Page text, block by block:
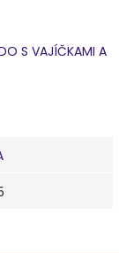
S VAJÍČKAMI A